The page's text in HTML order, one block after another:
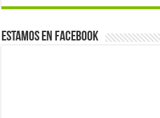
Estamos en Facebook